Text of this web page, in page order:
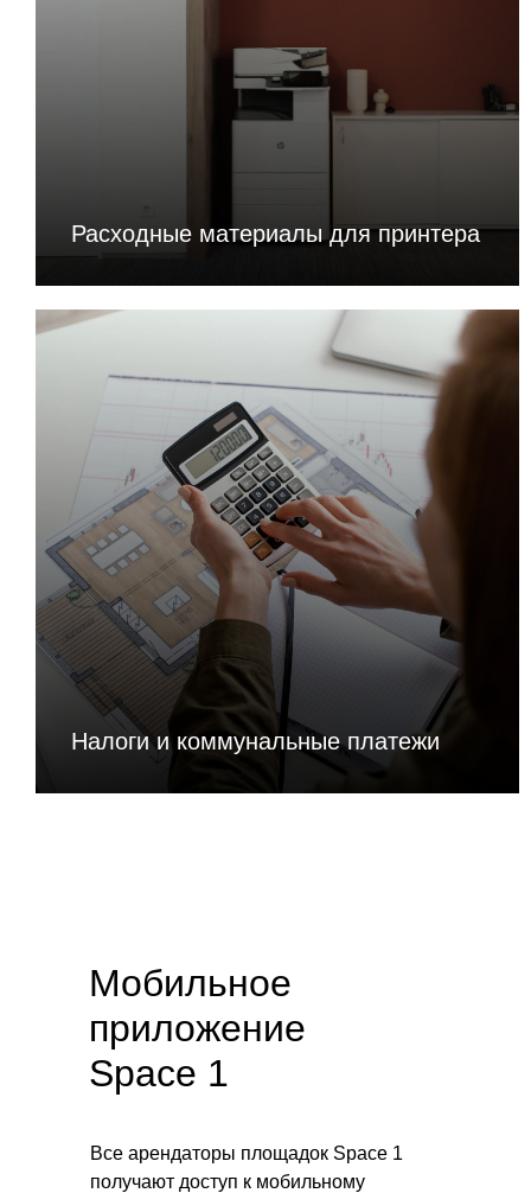
Расходные материалы для принтера
Налоги и коммунальные платежи
Мобильное
приложение
Space 1
Все арендаторы площадок Space 1
получают доступ к мобильному